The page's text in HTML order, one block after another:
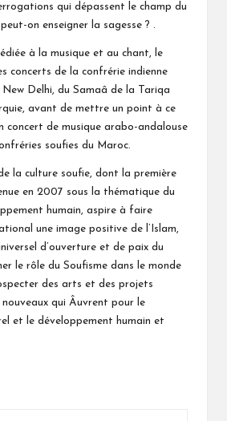
qui dépassent le champ du
on enseigner la sagesse ? .
à la musique et au chant, le
concerts de la confrérie indienne
New Delhi, du Samaâ de la Tariqa
avant de mettre un point à ce
concert de musique arabo-andalouse
soufies du Maroc.
la culture soufie, dont la première
en 2007 sous la thématique du
humain, aspire à faire
une image positive de l’Islam,
d’ouverture et de paix du
le rôle du Soufisme dans le monde
des arts et des projets
qui Âuvrent pour le
et le développement humain et